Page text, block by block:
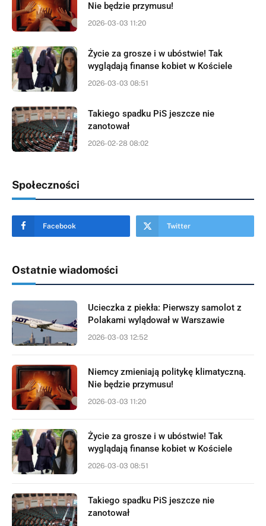
Nie będzie przymusu!
2026-03-03 11:20
Życie za grosze i w ubóstwie! Tak
wyglądają finanse kobiet w Kościele
2026-03-03 08:51
Takiego spadku PiS jeszcze nie
zanotował
2026-02-28 08:02
Społeczności
Facebook Twitter
Ostatnie wiadomości
Ucieczka z piekła: Pierwszy samolot z
Polakami wylądował w Warszawie
2026-03-03 12:52
Niemcy zmieniają politykę klimatyczną.
Nie będzie przymusu!
2026-03-03 11:20
Życie za grosze i w ubóstwie! Tak
wyglądają finanse kobiet w Kościele
2026-03-03 08:51
Takiego spadku PiS jeszcze nie
zanotował